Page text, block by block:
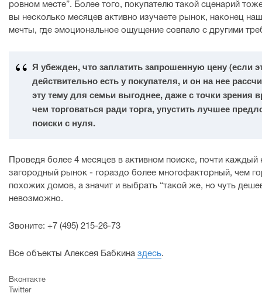
ровном месте”. Более того, покупателю такой сценарий
вы несколько месяцев активно изучаете рынок, наконец
мечты, где эмоциональное ощущение совпало с другими
Я убежден, что заплатить запрошенную цену (если
действительно есть у покупателя, и он на нее
эту тему для семьи выгоднее, даже с точки зрения
чем торговаться ради торга, упустить лучшее
поиски с нуля.
Проведя более 4 месяцев в активном поиске, почти каждый
загородный рынок - гораздо более многофакторный, чем
похожих домов, а значит и выбрать “такой же, но чуть
невозможно.
Звоните: +7 (495) 215-26-73
Все объекты Алексея Бабкина здесь.
Вконтакте
Twitter